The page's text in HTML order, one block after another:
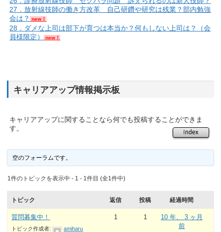
27．放射線技師の働き方改革 自己研鑽や研究は残業？部内勉強
会は？ new！
28．ダメな上司は部下が育つは本当か？何もしない上司は？（会
員様限定） new！
キャリアアップ情報掲示板
キャリアアップに関することなら何でも投稿することができま
す。
空のフォーラムです。
1件のトピックを表示中 - 1 - 1件目 (全1件中)
トピック 返信 投稿 経過時間
質問募集中！
トピック作成者:
amiharu
1 1
10 年、 3 ヶ月
前